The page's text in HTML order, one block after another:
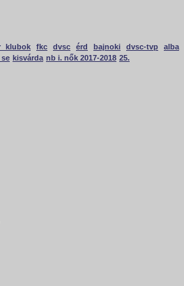
klubok fkc dvsc érd bajnoki dvsc-tvp
alba
kisvárda nb i. nők 2017-2018 25.